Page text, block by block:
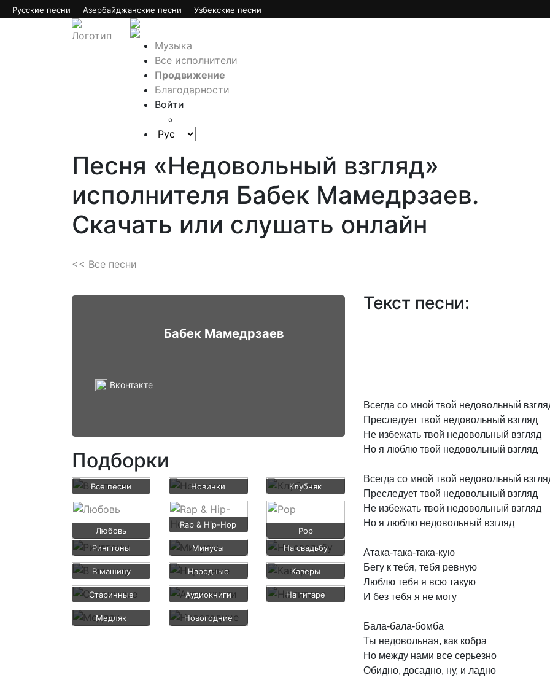
Русские песни Азербайджанские песни Узбекские песни
Музыка
Все исполнители
Продвижение
Благодарности
Войти
Песня «Недовольный взгляд»
исполнителя Бабек Мамедрзаев.
Скачать или слушать онлайн
<< Все песни
Текст песни:
Всегда со мной твой недовольный
Преследует твой недовольный взгляд
Не избежать твой недовольный взгляд
Но я люблю твой недовольный взгляд
Всегда со мной твой недовольный
Преследует твой недовольный взгляд
Не избежать твой недовольный взгляд
Но я люблю недовольный взгляд
Атака-така-така-кую
Бегу к тебя, тебя ревную
Люблю тебя я всю такую
И без тебя я не могу
Бала-бала-бомба
Ты недовольная, как кобра
Но между нами все серьезно
Обидно, досадно, ну, и ладно
Бабек Мамедрзаев
Вконтакте
Подборки
Все песни Новинки Клубняк
Любовь
Rap & Hip-Hop
Pop
Рингтоны
Минусы На свадьбу
В машину Народные Каверы
Старинные Аудиокниги На гитаре
Медляк Новогодние